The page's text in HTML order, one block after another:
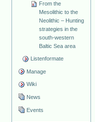
From the
Mesolithic to the
Neolithic – Hunting
strategies in the
south-western
Baltic Sea area
Listenformate
Manage
Wiki
News
Events